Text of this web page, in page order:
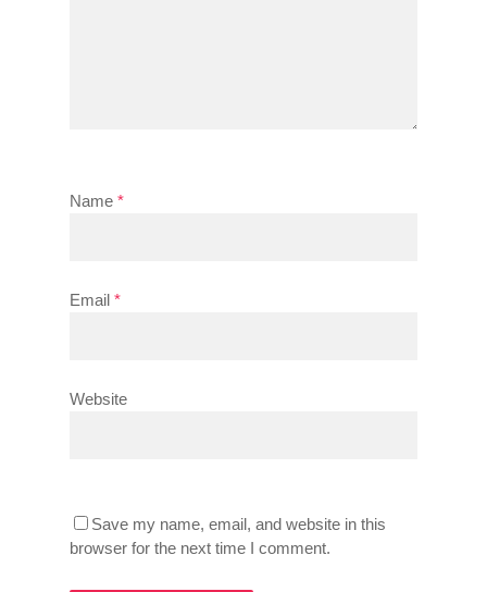
Name *
Email *
Website
Save my name, email, and website in this
browser for the next time I comment.